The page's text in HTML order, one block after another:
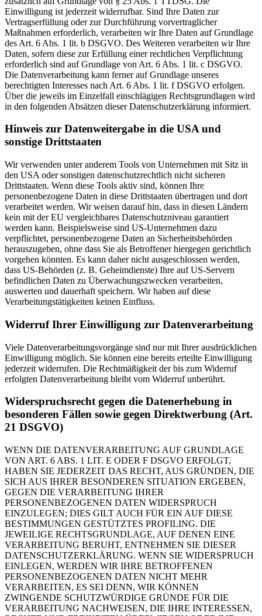
Einwilligung ist jederzeit widerrufbar. Sind Ihre Daten zur
Vertragserfüllung oder zur Durchführung vorvertraglicher
Maßnahmen erforderlich, verarbeiten wir Ihre Daten auf Grundlage
des Art. 6 Abs. 1 lit. b DSGVO. Des Weiteren verarbeiten wir Ihre
Daten, sofern diese zur Erfüllung einer rechtlichen Verpflichtung
erforderlich sind auf Grundlage von Art. 6 Abs. 1 lit. c DSGVO.
Die Datenverarbeitung kann ferner auf Grundlage unseres
berechtigten Interesses nach Art. 6 Abs. 1 lit. f DSGVO erfolgen.
Über die jeweils im Einzelfall einschlägigen Rechtsgrundlagen wird
in den folgenden Absätzen dieser Datenschutzerklärung informiert.
Hinweis zur Datenweitergabe in die USA und
sonstige Drittstaaten
Wir verwenden unter anderem Tools von Unternehmen mit Sitz in
den USA oder sonstigen datenschutzrechtlich nicht sicheren
Drittstaaten. Wenn diese Tools aktiv sind, können Ihre
personenbezogene Daten in diese Drittstaaten übertragen und dort
verarbeitet werden. Wir weisen darauf hin, dass in diesen Ländern
kein mit der EU vergleichbares Datenschutzniveau garantiert
werden kann. Beispielsweise sind US-Unternehmen dazu
verpflichtet, personenbezogene Daten an Sicherheitsbehörden
herauszugeben, ohne dass Sie als Betroffener hiergegen gerichtlich
vorgehen könnten. Es kann daher nicht ausgeschlossen werden,
dass US-Behörden (z. B. Geheimdienste) Ihre auf US-Servern
befindlichen Daten zu Überwachungszwecken verarbeiten,
auswerten und dauerhaft speichern. Wir haben auf diese
Verarbeitungstätigkeiten keinen Einfluss.
Widerruf Ihrer Einwilligung zur Datenverarbeitung
Viele Datenverarbeitungsvorgänge sind nur mit Ihrer ausdrücklichen
Einwilligung möglich. Sie können eine bereits erteilte Einwilligung
jederzeit widerrufen. Die Rechtmäßigkeit der bis zum Widerruf
erfolgten Datenverarbeitung bleibt vom Widerruf unberührt.
Widerspruchsrecht gegen die Datenerhebung in
besonderen Fällen sowie gegen Direktwerbung (Art.
21 DSGVO)
WENN DIE DATENVERARBEITUNG AUF GRUNDLAGE
VON ART. 6 ABS. 1 LIT. E ODER F DSGVO ERFOLGT,
HABEN SIE JEDERZEIT DAS RECHT, AUS GRÜNDEN, DIE
SICH AUS IHRER BESONDEREN SITUATION ERGEBEN,
GEGEN DIE VERARBEITUNG IHRER
PERSONENBEZOGENEN DATEN WIDERSPRUCH
EINZULEGEN; DIES GILT AUCH FÜR EIN AUF DIESE
BESTIMMUNGEN GESTÜTZTES PROFILING. DIE
JEWEILIGE RECHTSGRUNDLAGE, AUF DENEN EINE
VERARBEITUNG BERUHT, ENTNEHMEN SIE DIESER
DATENSCHUTZERKLÄRUNG. WENN SIE WIDERSPRUCH
EINLEGEN, WERDEN WIR IHRE BETROFFENEN
PERSONENBEZOGENEN DATEN NICHT MEHR
VERARBEITEN, ES SEI DENN, WIR KÖNNEN
ZWINGENDE SCHUTZWÜRDIGE GRÜNDE FÜR DIE
VERARBEITUNG NACHWEISEN, DIE IHRE INTERESSEN,